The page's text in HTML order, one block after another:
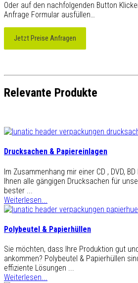
Oder auf den nachfolgenden Button
Anfrage Formular ausfüllen…
Jetzt Preise Anfragen
Relevante Produkte
Drucksachen & Papiereinlagen
Im Zusammenhang mir einer CD , DVD,
Ihnen alle gängigen Drucksachen für
bester ...
Weiterlesen...
Polybeutel & Papierhüllen
Sie möchten, dass Ihre Produktion gut
ankommen? Polybeutel & Papierhüllen
effiziente Lösungen ...
Weiterlesen...